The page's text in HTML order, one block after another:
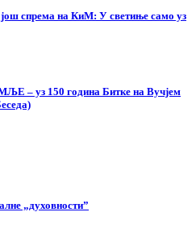
спрема на КиМ: У светиње само уз
– уз 150 година Битке на Вучјем
„духовности”